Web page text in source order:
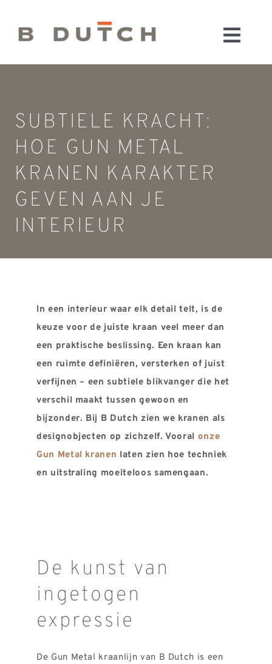
inhoud
HOME
KEUKENS
FABRIEK & SHOWROOM
BLOG
INFO
CONTACT
SUBTIELE KRACHT:
HOE GUN METAL
KRANEN KARAKTER
GEVEN AAN JE
INTERIEUR
In een interieur waar elk detail telt, is de
keuze voor de juiste kraan veel meer dan
een praktische beslissing. Een kraan kan
een ruimte definiëren, versterken of juist
verfijnen – een subtiele blikvanger die het
verschil maakt tussen gewoon en
bijzonder. Bij B Dutch zien we kranen als
designobjecten op zichzelf. Vooral onze
Gun Metal kranen laten zien hoe techniek
en uitstraling moeiteloos samengaan.
De kunst van
ingetogen
expressie
De Gun Metal kraanlijn van B Dutch is een